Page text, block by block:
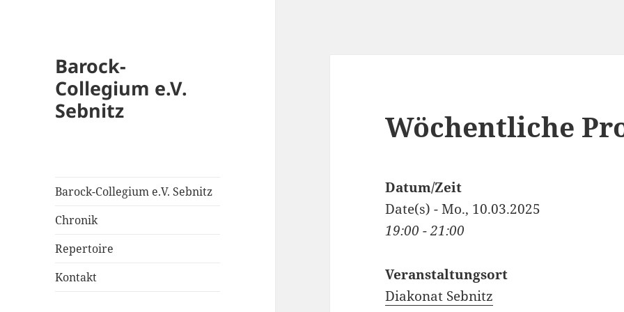
Barock-
Collegium e.V.
Sebnitz
Barock-Collegium e.V. Sebnitz
Chronik
Repertoire
Kontakt
Wöchentliche
Datum/Zeit
Date(s) - Mo., 10.03.2025
19:00 - 21:00
Veranstaltungsort
Diakonat Sebnitz